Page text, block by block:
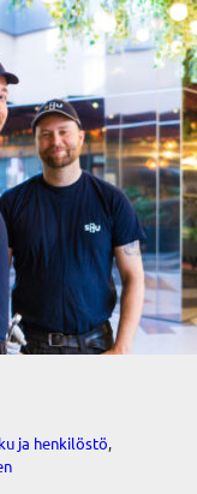
ja henkilöstö